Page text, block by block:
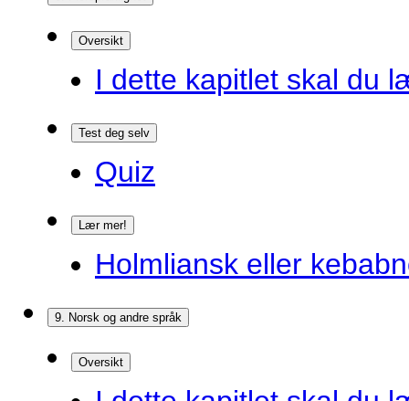
Oversikt
I dette kapitlet skal du
Test deg selv
Quiz
Lær mer!
Holmliansk eller
9. Norsk og andre språk
Oversikt